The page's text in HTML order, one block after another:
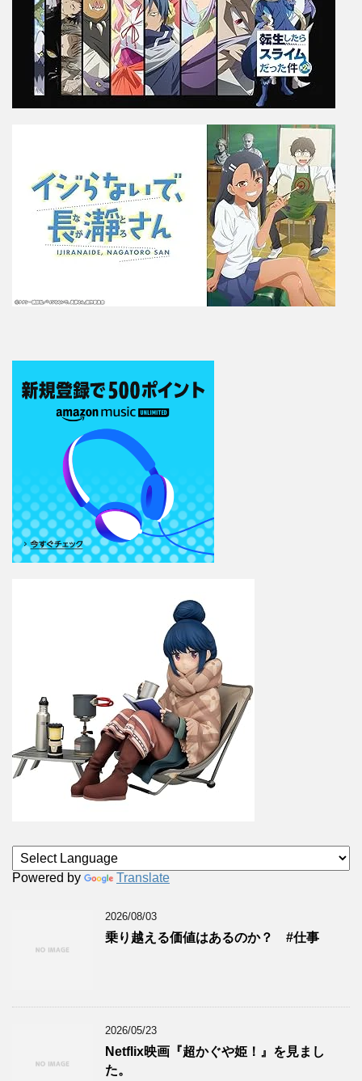
Powered by Translate
2026/08/03
乗り越える価値はあるのか？ #仕事
2026/05/23
Netflix映画『超かぐや姫！』を見まし
た。